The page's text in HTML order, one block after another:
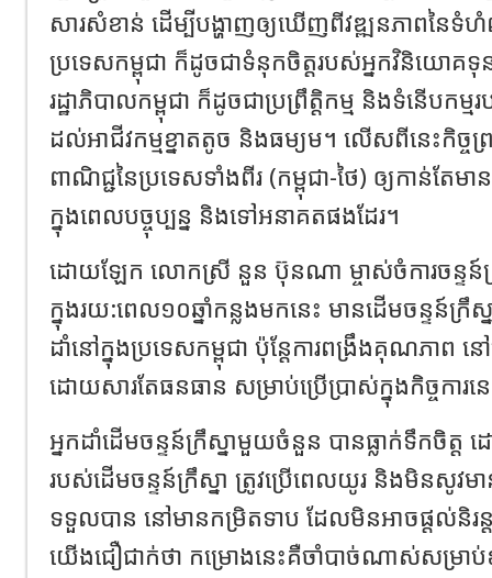
សារសំខាន់ ដើម្បីបង្ហាញឲ្យឃើញពីវឌ្ឍនភាពនៃទំហំ
ប្រទេសកម្ពុជា ក៏ដូចជាទំនុកចិត្តរបស់អ្នកវិនិយោគទុ
រដ្ឋាភិបាលកម្ពុជា ក៏ដូចជាប្រព្រឹត្តិកម្ម និងទំនើប
ដល់អាជីវកម្មខ្នាតតូច និងធម្យម។ លើសពីនេះកិច្
ពាណិជ្ជនៃប្រទេសទាំងពីរ (កម្ពុជា-ថៃ) ឲ្យកាន់តែមា
ក្នុងពេលបច្ចុប្បន្ន និងទៅអនាគតផងដែរ។
ដោយឡែក លោកស្រី នួន ប៊ុនណា ម្ចាស់ចំការចន្ទន៍ក្រឹ
ក្នុងរយ:ពេល១០ឆ្នាំកន្លងមកនេះ មានដើមចន្ទន៍ក្រឹស្
ដាំនៅក្នុងប្រទេសកម្ពុជា ប៉ុន្តែការពង្រឹងគុណភាព ន
ដោយសារតែធនធាន សម្រាប់ប្រើប្រាស់ក្នុងកិច្ចការ
អ្នកដាំដើមចន្ទន៍ក្រឹស្នាមួយចំនួន បានធ្លាក់ទឹកចិត្
របស់ដើមចន្ទន៍ក្រឹស្នា ត្រូវប្រើពេលយូរ និងមិនសូ
ទទួលបាន នៅមានកម្រិតទាប ដែលមិនអាចផ្តល់និរន្តភ
យើងជឿជាក់ថា កម្រោងនេះគឺចាំបាច់ណាស់សម្រាប់